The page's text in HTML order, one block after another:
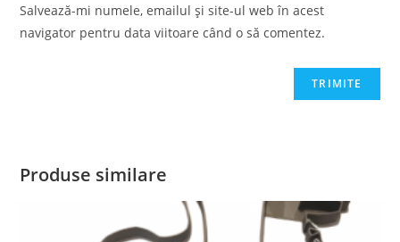
Salvează-mi numele, emailul și site-ul web în acest
navigator pentru data viitoare când o să comentez.
Produse similare